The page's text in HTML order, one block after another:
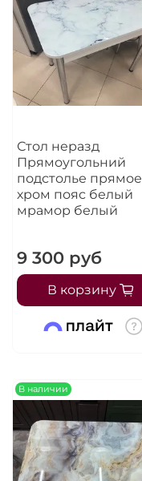
Стол неразд
Прямоугольний
подстолье прямое
хром пояс белый
мрамор белый
9 300 руб
В корзину
В наличии